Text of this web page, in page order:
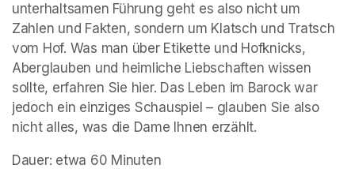
unterhaltsamen Führung geht es also nicht um
Zahlen und Fakten, sondern um Klatsch und Tratsch
vom Hof. Was man über Etikette und Hofknicks,
Aberglauben und heimliche Liebschaften wissen
sollte, erfahren Sie hier. Das Leben im Barock war
jedoch ein einziges Schauspiel – glauben Sie also
nicht alles, was die Dame Ihnen erzählt.
Dauer: etwa 60 Minuten